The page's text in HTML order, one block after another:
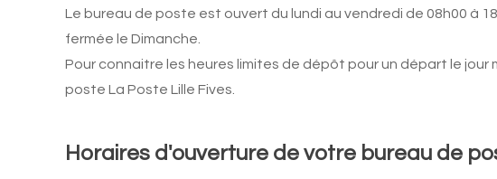
Le bureau de poste est ouvert du lundi au vendredi de 08h00 à
fermée le Dimanche.
Pour connaitre les heures limites de dépôt pour un départ le
poste La Poste Lille Fives.
Horaires d'ouverture de votre bureau de